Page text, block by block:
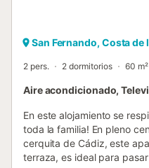
San Fernando, Costa de
2 pers. 2 dormitorios 60 m²
Aire acondicionado,
En este alojamiento se
toda la familia! En pleno
cerquita de Cádiz, este
terraza, es ideal para